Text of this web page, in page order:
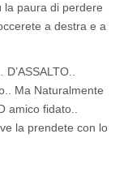
la paura di perdere
a destra e a
Ma Naturalmente
amico fidato..
la prendete con lo